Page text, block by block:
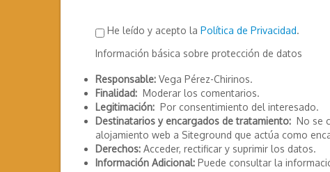
He leído y acepto la Política de Privacidad.
Información básica sobre protección de datos
Responsable: Vega Pérez-Chirinos.
Finalidad: Moderar los comentarios.
Legitimación: Por consentimiento del interesado.
Destinatarios y encargados de tratamiento: No se
alojamiento web a Siteground que actúa como
Derechos: Acceder, rectificar y suprimir los datos.
Información Adicional: Puede consultar la